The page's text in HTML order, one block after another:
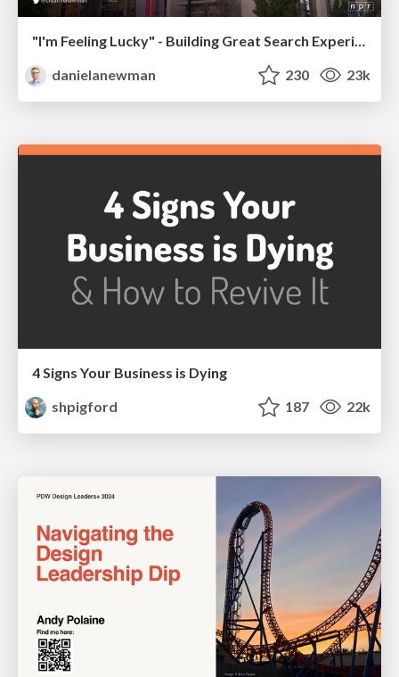
"I'm Feeling Lucky" - Building Great Search Experiences for Today's Users (#IAC19)
danielanewman
230 23k
4 Signs Your Business is Dying
shpigford
187 22k